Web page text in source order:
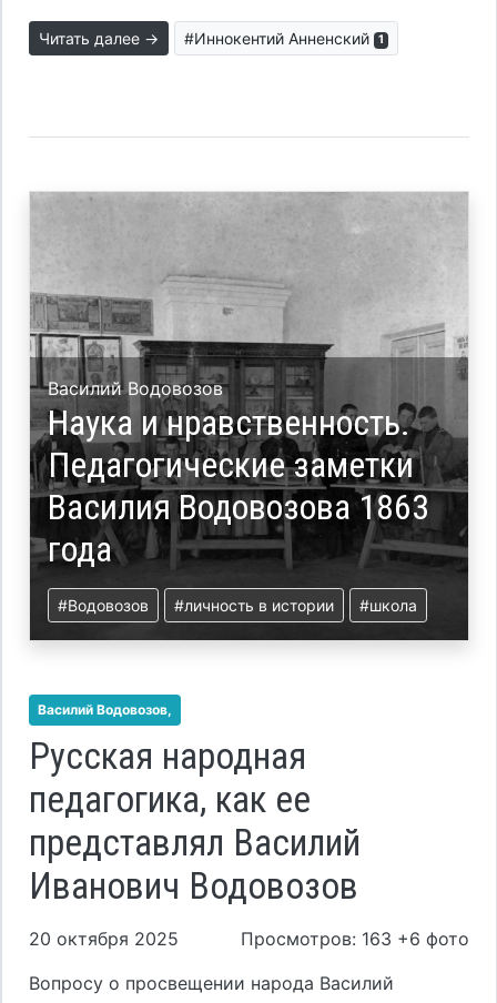
Читать далее → #Иннокентий Анненский 1
Василий Водовозов
Наука и нравственность.
Педагогические заметки
Василия Водовозова 1863
года
#Водовозов #личность в истории #школа
Василий Водовозов,
Русская народная
педагогика, как ее
представлял Василий
Иванович Водовозов
20 октября 2025
Просмотров: 163 +6 фото
Вопросу о просвещении народа Василий